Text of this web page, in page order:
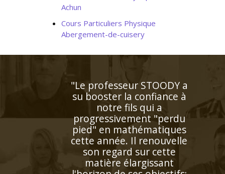
Achun
Cours Particuliers Physique
Abergement-de-cuisery
"Professeur très disponible
et à l'écoute qui s'adapte
aux besoins de l'enfant et
répond à ses demandes"
Madame M.N (Bordeaux, élève
en première S)